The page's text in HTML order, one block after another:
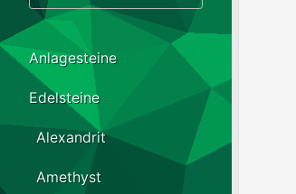
Anlagesteine
Edelsteine
Alexandrit
Amethyst